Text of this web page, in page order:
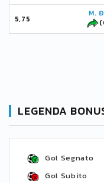
5,75
M.
LEGENDA
Gol Segnato
Gol Subito